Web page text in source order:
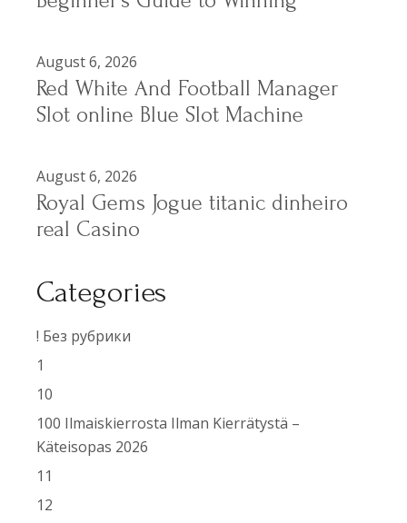
August 6, 2026
Red White And Football Manager
Slot online Blue Slot Machine
August 6, 2026
Royal Gems Jogue titanic dinheiro
real Casino
Categories
! Без рубрики
1
10
100 Ilmaiskierrosta Ilman Kierrätystä –
Käteisopas 2026
11
12